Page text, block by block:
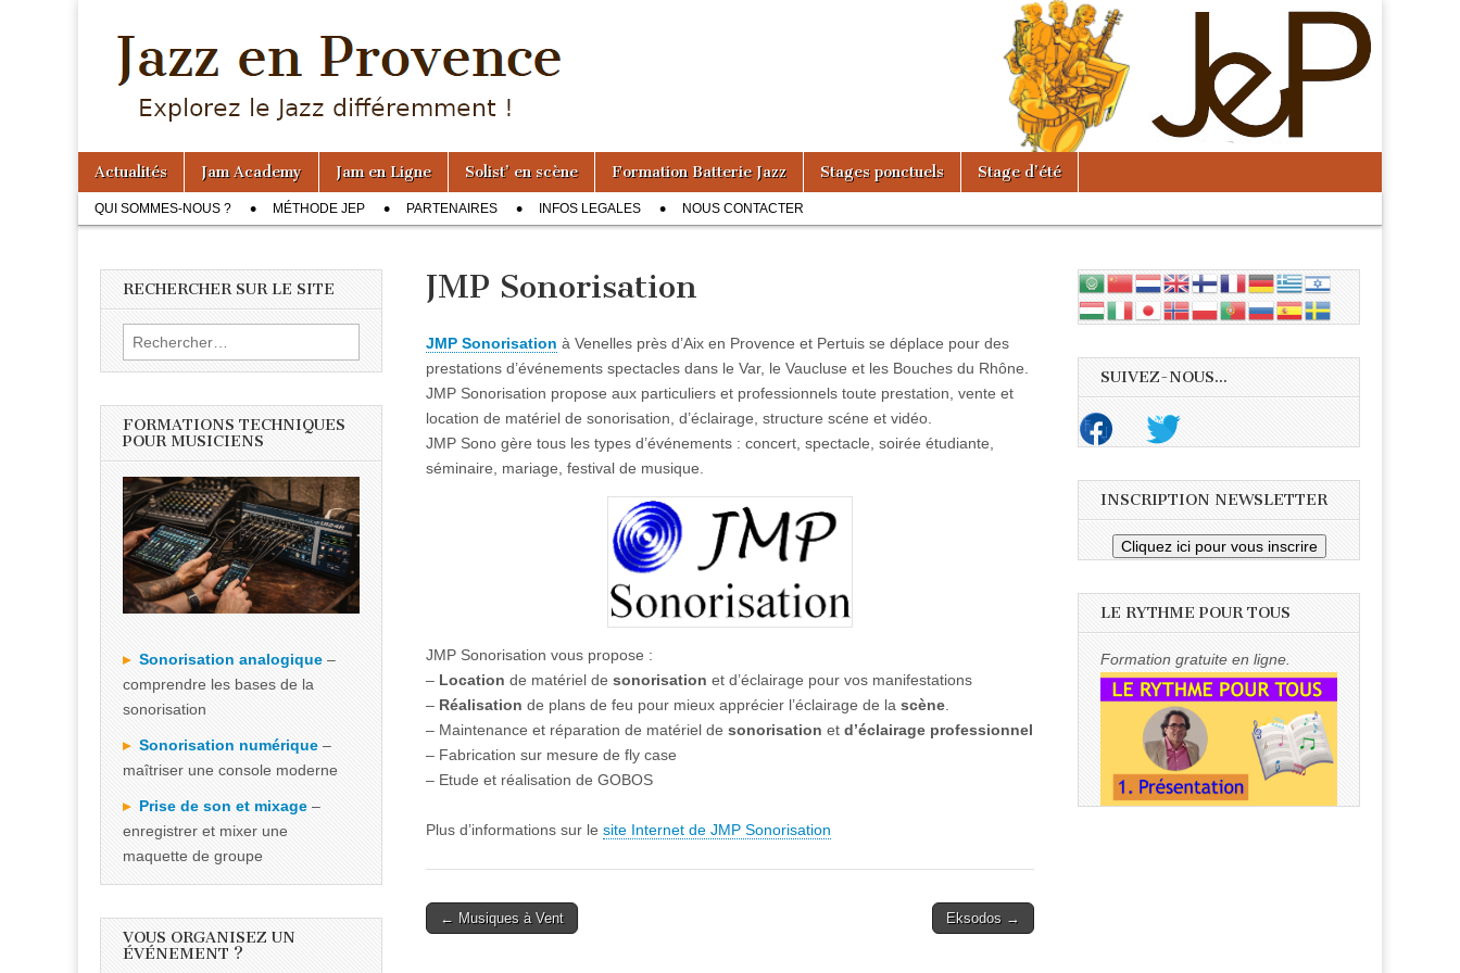
Jazz en
Provence
Main
menu
Skip
content
Actualités Jam Academy Jam en Ligne Solist’ en scène Formation Batterie Jazz Stages ponctuels Stage d’été
Sub
menu
QUI SOMMES-NOUS ? MÉTHODE JEP PARTENAIRES INFOS LEGALES NOUS CONTACTER
JMP Sonorisation
JMP Sonorisation à Venelles près d’Aix en Provence et Pertuis se déplace pour des
prestations d’événements spectacles dans le Var, le Vaucluse et les Bouches du Rhône.
JMP Sonorisation propose aux particuliers et professionnels toute prestation, vente et
location de matériel de sonorisation, d’éclairage, structure scéne et vidéo.
JMP Sono gère tous les types d’événements : concert, spectacle, soirée étudiante,
séminaire, mariage, festival de musique.
JMP Sonorisation vous propose :
– Location de matériel de sonorisation et d’éclairage pour vos manifestations
– Réalisation de plans de feu pour mieux apprécier l’éclairage de la scène
– Maintenance et réparation de matériel de sonorisation et d’éclairage professionnel
– Fabrication sur mesure de fly case
– Etude et réalisation de GOBOS
Plus d’informations sur le site Internet de JMP Sonorisation
Post
← Musiques à Vent Eksodos →
RECHERCHER SUR LE SITE
Rechercher :
FORMATIONS TECHNIQUES
POUR MUSICIENS
Sonorisation analogique –
comprendre les bases de la
sonorisation
Sonorisation numérique –
maîtriser une console moderne
Prise de son et mixage –
enregistrer et mixer une
maquette de groupe
VOUS ORGANISEZ UN
ÉVÉNEMENT ?
SUIVEZ-NOUS...
INSCRIPTION NEWSLETTER
Cliquez ici pour vous inscrire
LE RYTHME POUR TOUS
Formation gratuite en ligne.